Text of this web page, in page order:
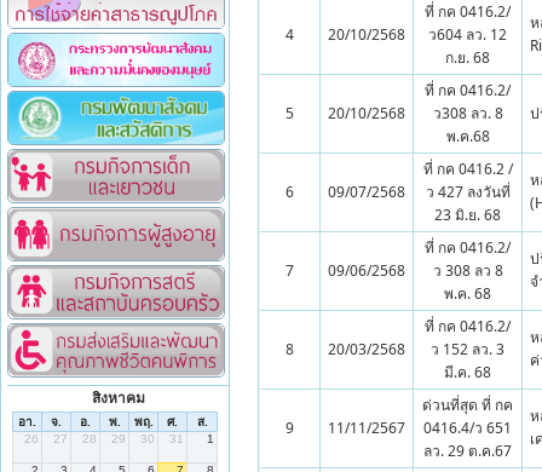
สิงหาคม
4 20/10/2568
ที่ กค 0416.2/
ว604 ลว. 12
ก.ย. 68
ห
5 20/10/2568
ที่ กค 0416.2/
ว308 ลว. 8
พ.ค.68
ป
6 09/07/2568
ที่ กค 0416.2 /
ว 427 ลงวันที่
23 มิ.ย. 68
ห
7 09/06/2568
ที่ กค 0416.2/
ว 308 ลว 8
พ.ค. 68
ป
จ
8 20/03/2568
ที่ กค 0416.2/
ว 152 ลว. 3
มี.ค. 68
ห
9 11/11/2567
ด่วนที่สุด ที่ กค
0416.4/ว 651
ลว. 29 ต.ค.67
ห